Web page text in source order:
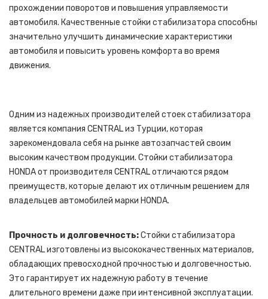
прохождении поворотов и повышения управляемости
автомобиля. Качественные стойки стабилизатора способны
значительно улучшить динамические характеристики
автомобиля и повысить уровень комфорта во время
движения.
Одним из надежных производителей стоек стабилизатора
является компания CENTRAL из Турции, которая
зарекомендовала себя на рынке автозапчастей своим
высоким качеством продукции. Стойки стабилизатора
HONDA от производителя CENTRAL отличаются рядом
преимуществ, которые делают их отличным решением для
владельцев автомобилей марки HONDA.
Прочность и долговечность:Стойки стабилизатора
CENTRAL изготовлены из высококачественных материалов,
обладающих превосходной прочностью и долговечностью.
Это гарантирует их надежную работу в течение
длительного времени даже при интенсивной эксплуатации.